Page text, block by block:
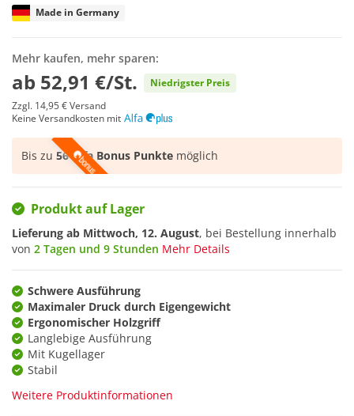
Made in Germany
Mehr kaufen, mehr sparen:
ab 52,91 €/St.
Niedrigster Preis
Zzgl. 14,95 €Versand
Keine Versandkosten mit
Bis zu 56 Alfa Bonus Punkte möglich
Produkt auf Lager
Lieferung ab Mittwoch, 12. August, bei Bestellung innerhalb
von 2 Tagen und 9 Stunden Mehr Details
Schwere Ausführung
Maximaler Druck durch Eigengewicht
Ergonomischer Holzgriff
Langlebige Ausführung
Mit Kugellager
Stabil
Weitere Produktinformationen